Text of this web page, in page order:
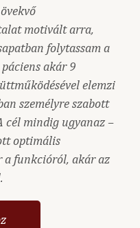
motivált arra,
folytassam a
akár 9
elemzi
személyre szabott
cél mindig ugyanaz –
optimális
a funkcióról, akár az